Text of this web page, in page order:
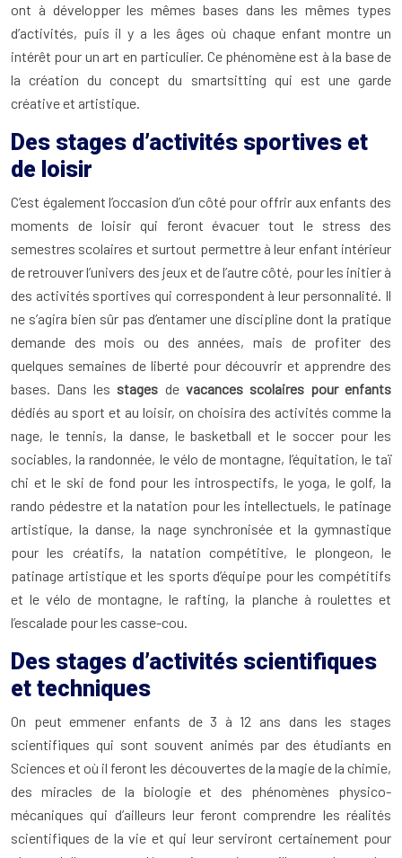
ont à développer les mêmes bases dans les mêmes types
d’activités, puis il y a les âges où chaque enfant montre un
intérêt pour un art en particulier. Ce phénomène est à la base de
la création du concept du smartsitting qui est une garde
créative et artistique.
Des stages d’activités sportives et
de loisir
C’est également l’occasion d’un côté pour offrir aux enfants des
moments de loisir qui feront évacuer tout le stress des
semestres scolaires et surtout permettre à leur enfant intérieur
de retrouver l’univers des jeux et de l’autre côté, pour les initier à
des activités sportives qui correspondent à leur personnalité. Il
ne s’agira bien sûr pas d’entamer une discipline dont la pratique
demande des mois ou des années, mais de profiter des
quelques semaines de liberté pour découvrir et apprendre des
bases. Dans les stages de vacances scolaires pour enfants
dédiés au sport et au loisir, on choisira des activités comme la
nage, le tennis, la danse, le basketball et le soccer pour les
sociables, la randonnée, le vélo de montagne, l’équitation, le taï
chi et le ski de fond pour les introspectifs, le yoga, le golf, la
rando pédestre et la natation pour les intellectuels, le patinage
artistique, la danse, la nage synchronisée et la gymnastique
pour les créatifs, la natation compétitive, le plongeon, le
patinage artistique et les sports d’équipe pour les compétitifs
et le vélo de montagne, le rafting, la planche à roulettes et
l’escalade pour les casse-cou.
Des stages d’activités scientifiques
et techniques
On peut emmener enfants de 3 à 12 ans dans les stages
scientifiques qui sont souvent animés par des étudiants en
Sciences et où il feront les découvertes de la magie de la chimie,
des miracles de la biologie et des phénomènes physico-
mécaniques qui d’ailleurs leur feront comprendre les réalités
scientifiques de la vie et qui leur serviront certainement pour